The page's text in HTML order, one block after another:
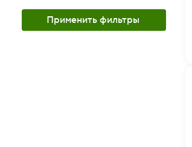
Применить фильтры